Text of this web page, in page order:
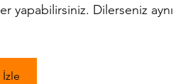
yapabilirsiniz. Dilerseniz aynı